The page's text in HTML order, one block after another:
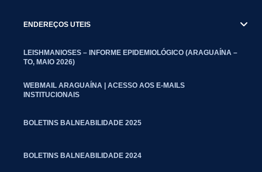
ENDEREÇOS UTEIS
LEISHMANIOSES – INFORME EPIDEMIOLÓGICO (ARAGUAÍNA –
TO, MAIO 2026)
WEBMAIL ARAGUAÍNA | ACESSO AOS E-MAILS
INSTITUCIONAIS
BOLETINS BALNEABILIDADE 2025
BOLETINS BALNEABILIDADE 2024